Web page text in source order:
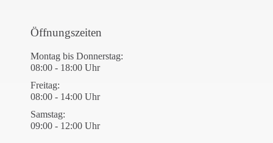
Öffnungszeiten
Montag bis Donnerstag:
08:00 - 18:00 Uhr
Freitag:
08:00 - 14:00 Uhr
Samstag:
09:00 - 12:00 Uhr